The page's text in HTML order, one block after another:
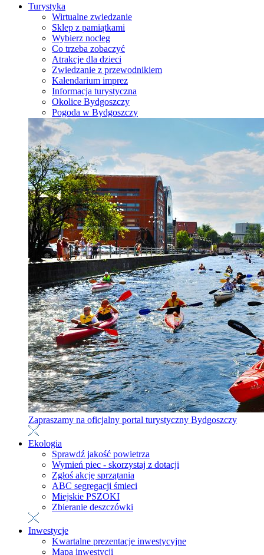
Turystyka
Wirtualne zwiedzanie
Sklep z pamiątkami
Wybierz nocleg
Co trzeba zobaczyć
Atrakcje dla dzieci
Zwiedzanie z przewodnikiem
Kalendarium imprez
Informacja turystyczna
Okolice Bydgoszczy
Pogoda w Bydgoszczy
Zapraszamy na oficjalny portal turystyczny Bydgoszczy
Ekologia
Sprawdź jakość powietrza
Wymień piec - skorzystaj z dotacji
Zgłoś akcję sprzątania
ABC segregacji śmieci
Miejskie PSZOKI
Zbieranie deszczówki
Inwestycje
Kwartalne prezentacje inwestycyjne
Mapa inwestycji